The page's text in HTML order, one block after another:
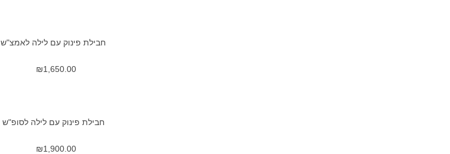
חבילת פינוק עם לילה לאמצ"ש
₪1,650.00
חבילת פינוק עם לילה לסופ"ש
₪1,900.00